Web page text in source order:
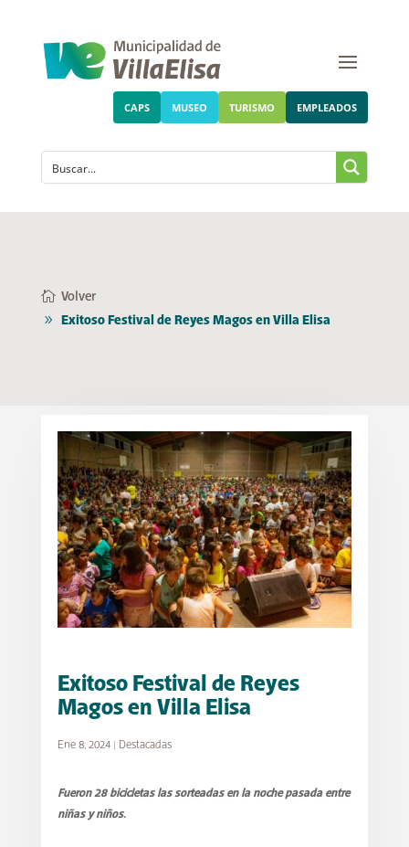
CAPS MUSEO TURISMO EMPLEADOS
Volver
Exitoso Festival de Reyes Magos en Villa Elisa
Exitoso Festival de Reyes
Magos en Villa Elisa
Ene 8, 2024| Destacadas
Fueron 28 bicicletas las sorteadas en la noche pasada entre
niñas y niños.